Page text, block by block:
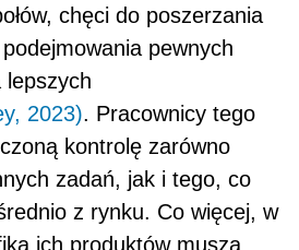
chęci do poszerzania
pewnych
lepszych
2023). Pracownicy tego
kontrolę zarówno
zadań, jak i tego, co
z rynku. Co więcej, w
ich produktów muszą